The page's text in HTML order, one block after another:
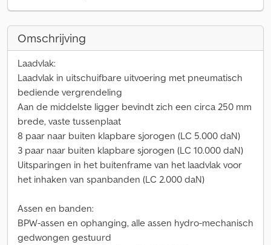
Omschrijving
Laadvlak:
Laadvlak in uitschuifbare uitvoering met pneumatisch
bediende vergrendeling
Aan de middelste ligger bevindt zich een circa 250 mm
brede, vaste tussenplaat
8 paar naar buiten klapbare sjorogen (LC 5.000 daN)
3 paar naar buiten klapbare sjorogen (LC 10.000 daN)
Uitsparingen in het buitenframe van het laadvlak voor
het inhaken van spanbanden (LC 2.000 daN)
Assen en banden:
BPW-assen en ophanging, alle assen hydro-mechanisch
gedwongen gestuurd